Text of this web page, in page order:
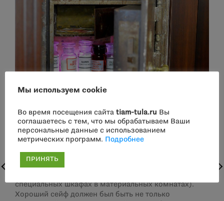
Наш сейф или, как говорили сто лет назад,
«огнестойкий шкап» — ровесник дома. Он надежно
специальных шкафах в материальных комнатах).
Хороший сейф должен был быть не только
Мы используем cookie
Во время посещения сайта tiam-tula.ru Вы
соглашаетесь с тем, что мы обрабатываем Ваши
персональные данные с использованием
метрических программ.
Подробнее
ПРИНЯТЬ